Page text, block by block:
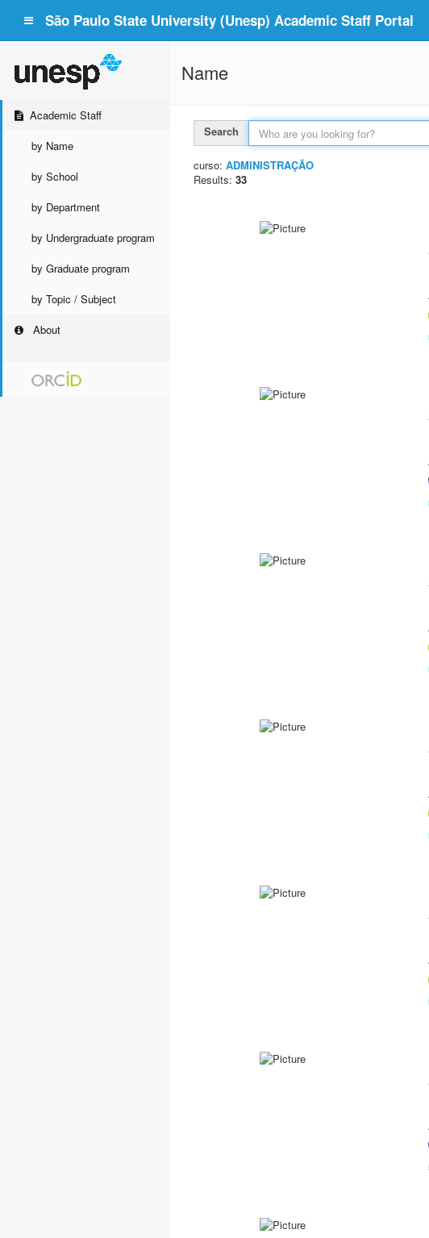
São Paulo State University (Unesp) Academic Staff Portal
Academic Staff
by Name
by School
by Department
by Undergraduate program
by Graduate program
by Topic / Subject
About
Name
Search
curso: ADMINISTRAÇÃO
Results: 33